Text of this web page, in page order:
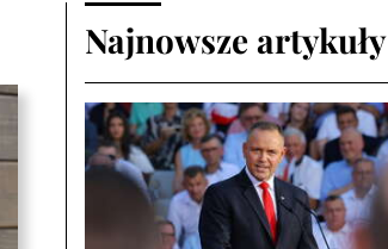
Najnowsze artykuły